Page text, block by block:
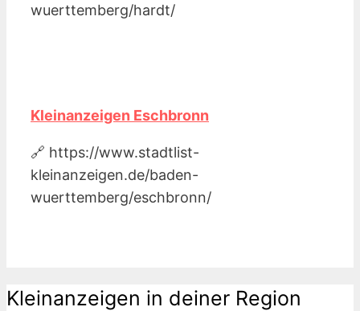
wuerttemberg/hardt/
Kleinanzeigen Eschbronn
🔗 https://www.stadtlist-
kleinanzeigen.de/baden-
wuerttemberg/eschbronn/
Kleinanzeigen in deiner Region